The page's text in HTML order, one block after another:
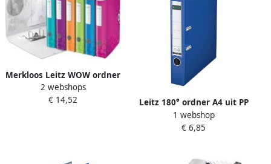
Merkloos Leitz WOW ordner
Active geassorteerde
kleuren rug van 5 cm
2 webshops
€ 14,52
Leitz 180° ordner A4 uit PP
rug van 5 cm donkerblauw
1 webshop
€ 6,85